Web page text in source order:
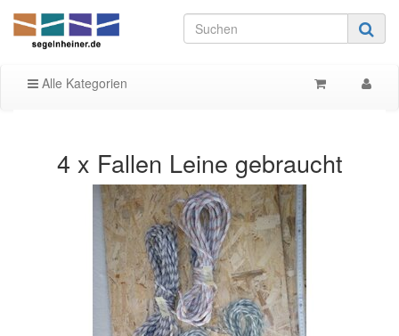
Alle Kategorien
4 x Fallen Leine gebraucht